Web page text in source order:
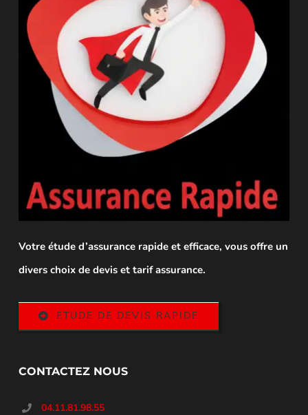
Votre étude d’assurance rapide et efficace, vous offre un
divers choix de devis et tarif assurance.
ETUDE DE DEVIS RAPIDE
CONTACTEZ NOUS
04.11.81.98.55